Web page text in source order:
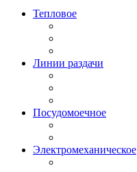
Тепловое
Линии раздачи
Посудомоечное
Электромеханическое